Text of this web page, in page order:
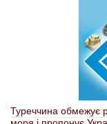
Туреччина обмежує